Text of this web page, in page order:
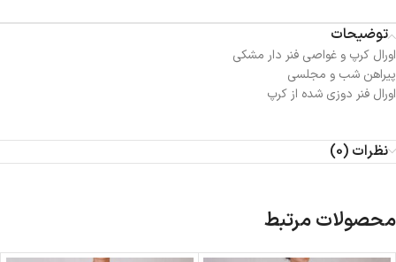
توضیحات
اورال کرپ و غواصی فنر دار مشکی
پیراهن شب و مجلسی
اورال فنر دوزی شده از کرپ
نظرات (0)
محصولات مرتبط